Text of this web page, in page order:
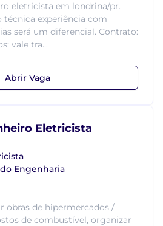
eletricista em londrina/pr.
técnica experiência com
será um diferencial. Contrato:
vale tra...
Abrir Vaga
Eletricista
Engenharia
obras de hipermercados /
de combustível, organizar